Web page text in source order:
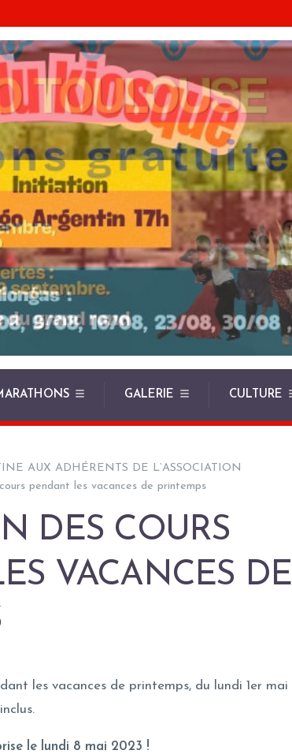
GALERIE CULTURE
AUX ADHÉRENTS DE L’ASSOCIATION
pendant les vacances de printemps
DES COURS
VACANCES DE
les vacances de printemps, du lundi 1er mai
le lundi 8 mai 2023 !